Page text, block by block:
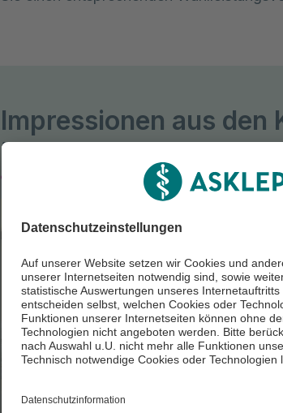
Impressionen aus
in unserer Klinik